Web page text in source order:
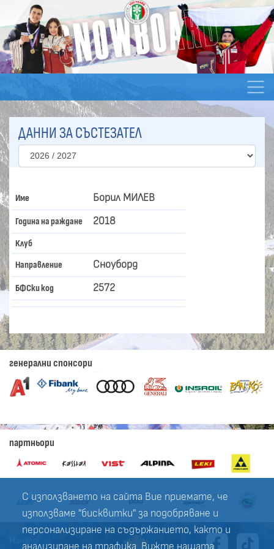
С използването на сайта Вие приемате, че
използваме "бисквитки" за подобряване и
персонализиране на съдържанието, както и
анализиране на трафика. Вижте нашата
ДАННИ ЗА СЪСТЕЗАТЕЛ
Име Борил МИЛЕВ
Година на раждане 2018
Клуб
Направление Сноуборд
БФСки код 2572
генерални спонсори
партньори